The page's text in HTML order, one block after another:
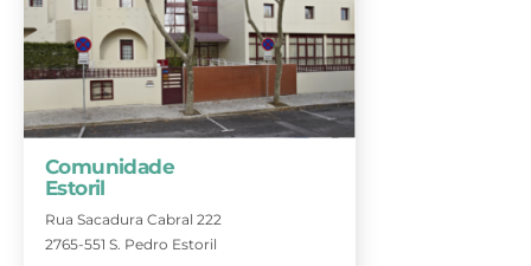
Comunidade
Estoril
Rua Sacadura Cabral 222
2765-551 S. Pedro Estoril